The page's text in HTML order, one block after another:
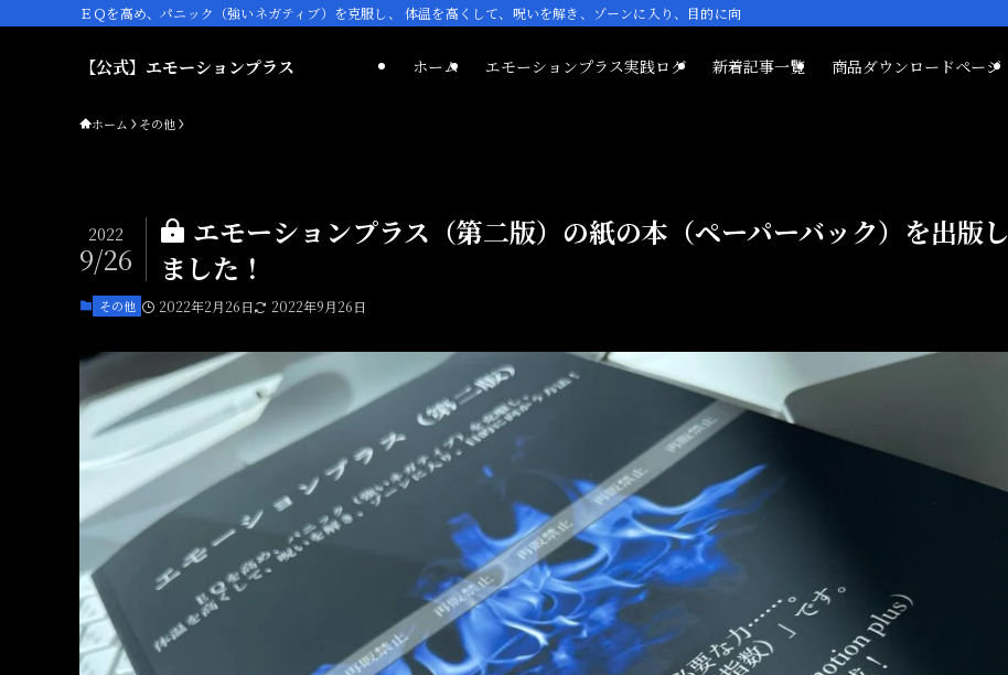
ＥＱを高め、パニック（強いネガティブ）を克服し、 体温を高くして、呪いを解き、ゾーンに入り、目的に向かう方法！
【公式】エモーションプラス ホーム エモーションプラス実践ログ 新着記事一覧 商品ダウンロードページ
ホーム その他
エモーションプラス（第二版）の紙の本（ペーパーバック）を出版し
ました！
2022
9/26
その他 2022年2月26日 2022年9月26日